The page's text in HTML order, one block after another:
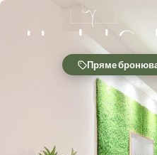
Пряме